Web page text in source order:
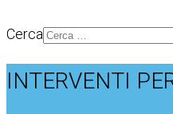
Cerca
INTERVENTI